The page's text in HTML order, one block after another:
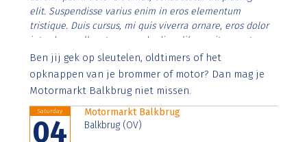
elit. Suspendisse varius enim in eros elementum
tristique. Duis cursus, mi quis viverra ornare, eros dolor
interdum nulla, ut commodo diam libero vitae erat.
Aenean faucibus nibh et justo cursus id rutrum lorem
imperdiet. Nunc ut sem vitae risus tristique posuere.
Ben jij gek op sleutelen, oldtimers of het
opknappen van je brommer of motor? Dan mag je
Motormarkt Balkbrug niet missen.
Saturday
04
Motormarkt Balkbrug
Balkbrug (OV)